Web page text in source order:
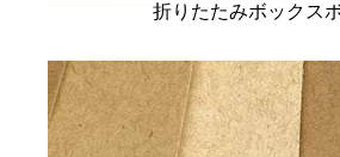
折りたたみボックス